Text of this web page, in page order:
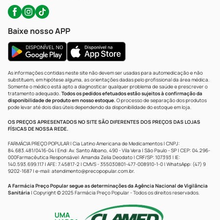
Baixe nosso APP
As informações contidas neste site não devem ser usadas para automedicação e não
substituem, em hipótese alguma, as orientações dadas pelo profissional da área médica.
Somente o médico está apto a diagnosticar qualquer problema de saúde e prescrever o
tratamento adequado. Todos os pedidos efetuados estão sujeitos à confirmação da
disponibilidade de produto em nosso estoque.O processo de separação dos produtos
pode levar até dois dias úteis dependendo da disponibilidade do estoque em loja.
OS PREÇOS APRESENTADOS NO SITE SÃO DIFERENTES DOS PREÇOS DAS LOJAS
FÍSICAS DE NOSSA REDE.
FARMÁCIA PREÇO POPULAR | Cia Latino Americana de Medicamentos | CNPJ:
84.683.481/0416-04 | End: Av. Santo Albano, 490 - Vila Vera | São Paulo - SP | CEP: 04.296-
000Farmacêutica Responsável: Amanda Zelia Deodato | CRF/SP: 107393 | IE:
140.593.699.117 | AFE: 7.45817-2 | CMVS - 355030801-477-008910-1-0 | WhatsApp: (47) 9
9202-1687 | e-mail: atendimento@precopopular.com.br.
A Farmácia Preço Popular segue as determinações da Agência Nacional de Vigilância
Sanitária | Copyright © 2025 Farmácia Preço Popular - Todos os direitos reservados.
UMA